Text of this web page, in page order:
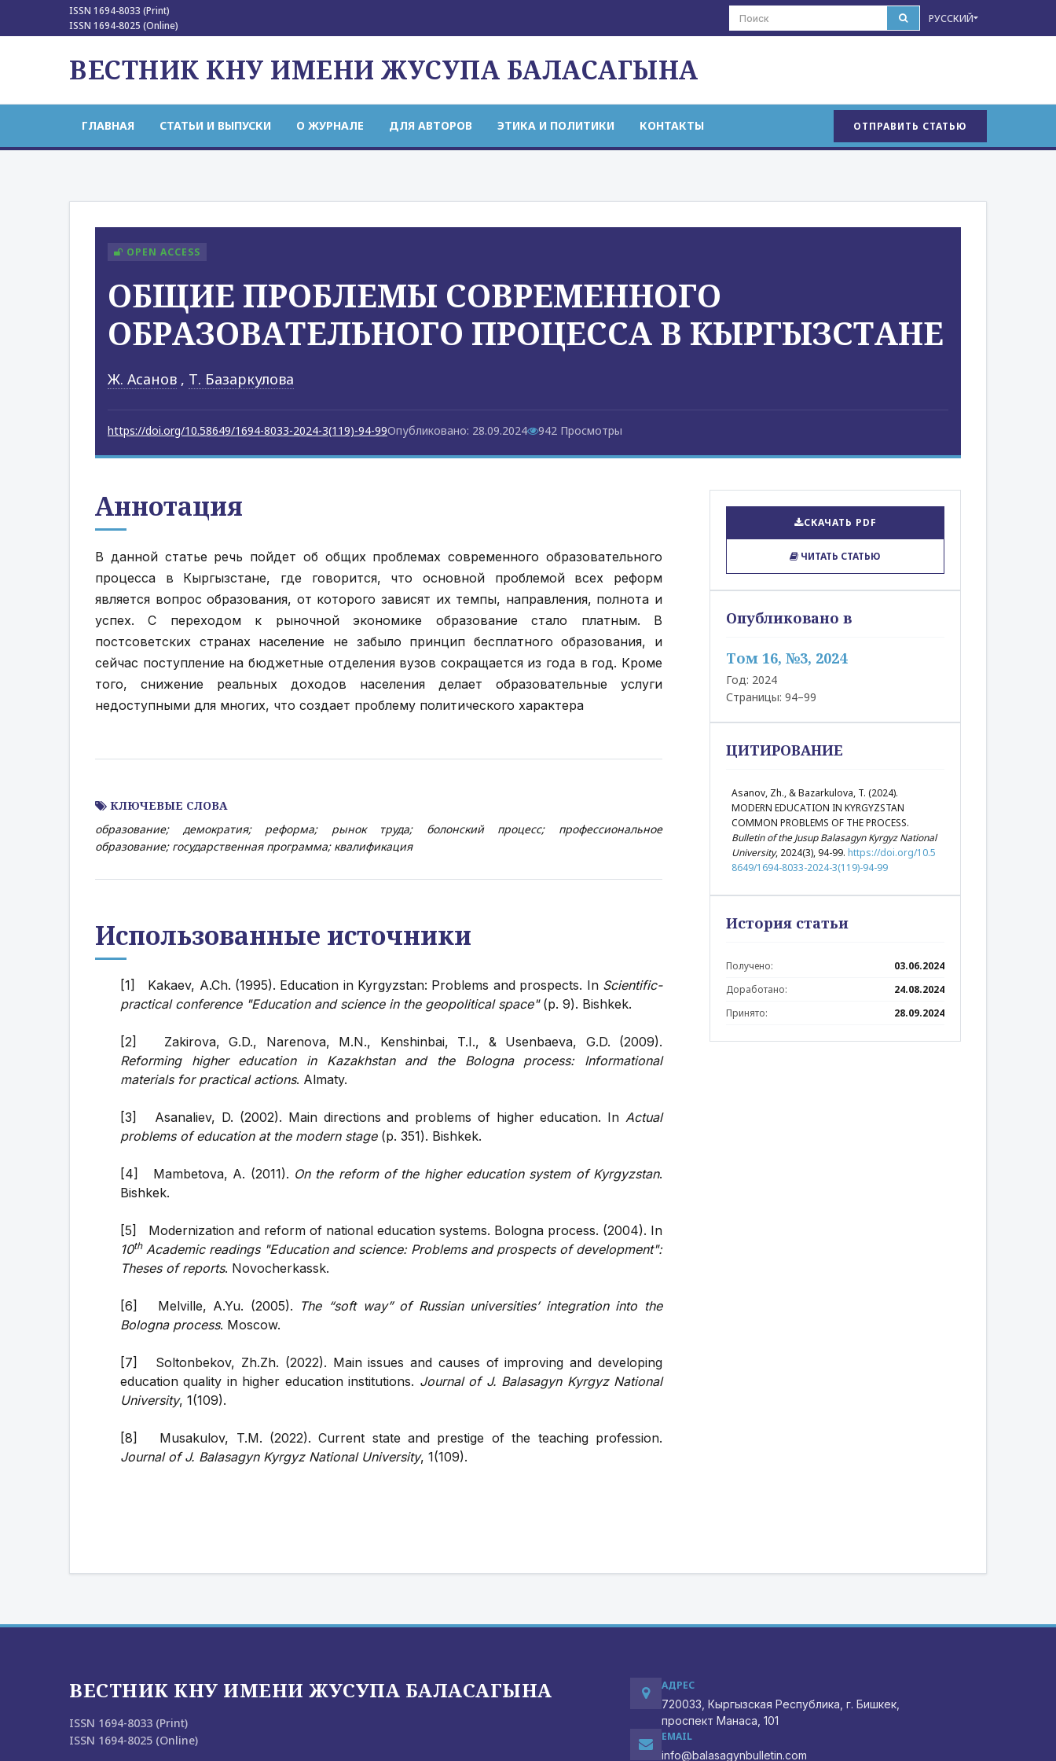
ISSN 1694-8033 (Print)
ISSN 1694-8025 (Online)
РУССКИЙ
ВЕСТНИК КНУ ИМЕНИ ЖУСУПА БАЛАСАГЫНА
ГЛАВНАЯ СТАТЬИ И ВЫПУСКИ О ЖУРНАЛЕ ДЛЯ АВТОРОВ ЭТИКА И ПОЛИТИКИ КОНТАКТЫ ОТПРАВИТЬ СТАТЬЮ
OPEN ACCESS
ОБЩИЕ ПРОБЛЕМЫ СОВРЕМЕННОГО
ОБРАЗОВАТЕЛЬНОГО ПРОЦЕССА В КЫРГЫЗСТАНЕ
Ж. Асанов , Т. Базаркулова
https://doi.org/10.58649/1694-8033-2024-3(119)-94-99Опубликовано: 28.09.2024 942 Просмотры
Аннотация
В данной статье речь пойдет об общих проблемах современного образовательного
процесса в Кыргызстане, где говорится, что основной проблемой всех реформ
является вопрос образования, от которого зависят их темпы, направления, полнота и
успех. С переходом к рыночной экономике образование стало платным. В
постсоветских странах население не забыло принцип бесплатного образования, и
сейчас поступление на бюджетные отделения вузов сокращается из года в год. Кроме
того, снижение реальных доходов населения делает образовательные услуги
недоступными для многих, что создает проблему политического характера
КЛЮЧЕВЫЕ СЛОВА
образование; демократия; реформа; рынок труда; болонский процесс; профессиональное
образование; государственная программа; квалификация
Использованные источники
[1] Kakaev, A.Ch. (1995). Education in Kyrgyzstan: Problems and prospects. In Scientific-
practical conference "Education and science in the geopolitical space"(p. 9). Bishkek.
[2] Zakirova, G.D., Narenova, M.N., Kenshinbai, T.I., & Usenbaeva, G.D. (2009).
Reforming higher education in Kazakhstan and the Bologna process: Informational
materials for practical actions. Almaty.
[3] Asanaliev, D. (2002). Main directions and problems of higher education. In Actual
problems of education at the modern stage(p. 351). Bishkek.
[4] Mambetova, A. (2011). On the reform of the higher education system of Kyrgyzstan.
Bishkek.
[5] Modernization and reform of national education systems. Bologna process. (2004). In
10thAcademic readings "Education and science: Problems and prospects of development":
Theses of reports. Novocherkassk.
[6] Melville, A.Yu. (2005). The “soft way” of Russian universities’ integration into the
Bologna process. Moscow.
[7] Soltonbekov, Zh.Zh. (2022). Main issues and causes of improving and developing
education quality in higher education institutions. Journal of J. Balasagyn Kyrgyz National
University, 1(109).
[8] Musakulov, T.M. (2022). Current state and prestige of the teaching profession.
Journal of J. Balasagyn Kyrgyz National University, 1(109).
СКАЧАТЬ PDF
ЧИТАТЬ СТАТЬЮ
Опубликовано в
Том 16, №3, 2024
Год: 2024
Страницы: 94–99
ЦИТИРОВАНИЕ
Asanov, Zh., & Bazarkulova, T. (2024).
MODERN EDUCATION IN KYRGYZSTAN
COMMON PROBLEMS OF THE PROCESS.
Bulletin of the Jusup Balasagyn Kyrgyz National
University, 2024(3), 94-99. https://doi.org/10.5
8649/1694-8033-2024-3(119)-94-99
История статьи
Получено:
03.06.2024
Доработано:
24.08.2024
Принято:
28.09.2024
ВЕСТНИК КНУ ИМЕНИ ЖУСУПА БАЛАСАГЫНА
ISSN 1694-8033 (Print)
ISSN 1694-8025 (Online)
АДРЕС
720033, Кыргызская Республика, г. Бишкек,
проспект Манаса, 101
EMAIL
info@balasagynbulletin.com